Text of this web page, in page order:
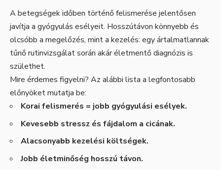
A betegségek időben történő felismerése jelentősen
javítja a gyógyulás esélyeit. Hosszútávon könnyebb és
olcsóbb a megelőzés, mint a kezelés: egy ártalmatlannak
tűnő rutinvizsgálat során akár életmentő diagnózis is
születhet.
Mire érdemes figyelni? Az alábbi lista a legfontosabb
előnyöket mutatja be:
Korai felismerés = jobb gyógyulási esélyek.
Kevesebb stressz és fájdalom a cicának.
Alacsonyabb kezelési költségek.
Jobb életminőség hosszú távon.